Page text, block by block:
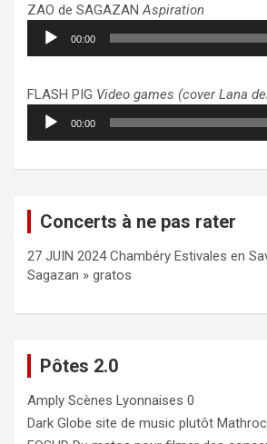
ZAO de SAGAZANAspiration
Lecteur
audio
00:00
FLASH PIG Video games (cover Lana
Lecteur
audio
00:00
Concerts à ne pas rater
27 JUIN 2024 Chambéry Estivales en
Sagazan » gratos
Pôtes 2.0
Amply Scènes Lyonnaises 0
Dark Globe site de music plutôt